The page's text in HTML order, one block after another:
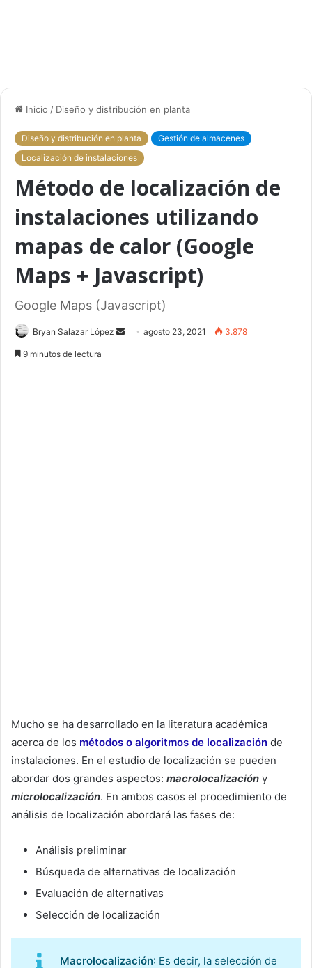
Inicio / Diseño y distribución en planta
Diseño y distribución en planta
Gestión de almacenes
Localización de instalaciones
Método de localización de
instalaciones utilizando
mapas de calor (Google
Maps + Javascript)
Google Maps (Javascript)
Bryan Salazar López agosto 23, 2021 3.878
9 minutos de lectura
Mucho se ha desarrollado en la literatura académica
acerca de los métodos o algoritmos de localización de
instalaciones. En el estudio de localización se pueden
abordar dos grandes aspectos: macrolocalización y
microlocalización. En ambos casos el procedimiento de
análisis de localización abordará las fases de:
Análisis preliminar
Búsqueda de alternativas de localización
Evaluación de alternativas
Selección de localización
Macrolocalización: Es decir, la selección de